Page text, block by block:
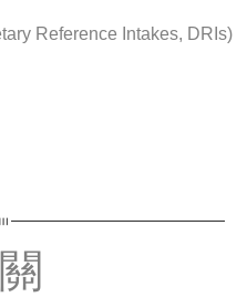
Reference Intakes, DRIs)